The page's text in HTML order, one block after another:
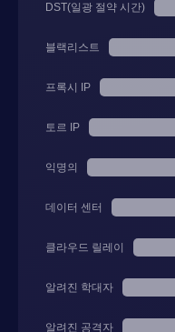
DST(일광 절약 시간)
블랙리스트
프록시 IP
토르 IP
익명의
데이터 센터
클라우드 릴레이
알려진 학대자
알려진 공격자